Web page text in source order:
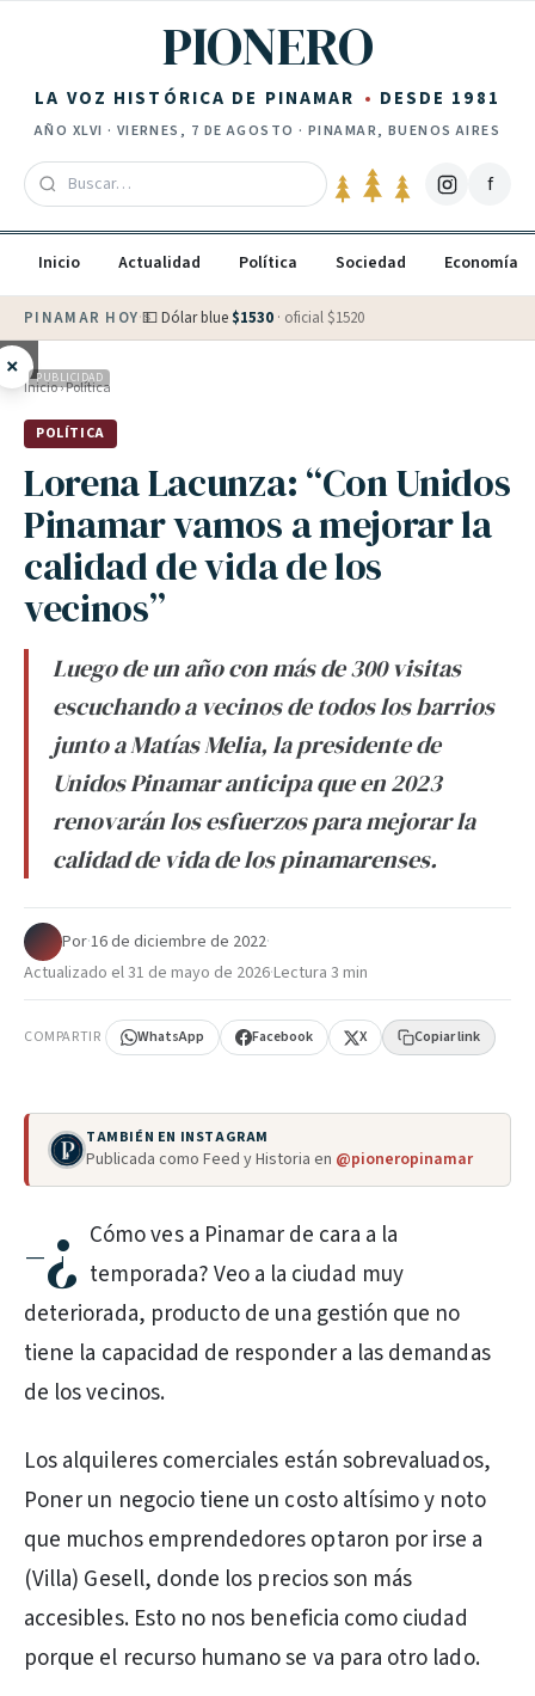
PIONERO
LA VOZ HISTÓRICA DE PINAMAR DESDE 1981
AÑO XLVI · VIERNES, 7 DE AGOSTO · PINAMAR, BUENOS AIRES
f
Inicio Actualidad Política Sociedad Economía
PINAMAR HOY·💵 Dólar blue $1530 · oficial $1520
× PUBLICIDAD
Inicio›Política
POLÍTICA
Lorena Lacunza: “Con Unidos
Pinamar vamos a mejorar la
calidad de vida de los
vecinos”
Luego de un año con más de 300 visitas
escuchando a vecinos de todos los barrios
junto a Matías Melia, la presidente de
Unidos Pinamar anticipa que en 2023
renovarán los esfuerzos para mejorar la
calidad de vida de los pinamarenses.
Por·16 de diciembre de 2022·
Actualizado el31 de mayo de 2026·Lectura 3 min
COMPARTIR WhatsApp Facebook X Copiar link
TAMBIÉN EN INSTAGRAM
Publicada como Feed y Historia en @pioneropinamar
-¿ Cómo ves a Pinamar de cara a la
temporada? Veo a la ciudad muy
deteriorada, producto de una gestión que no
tiene la capacidad de responder a las demandas
de los vecinos.
Los alquileres comerciales están sobrevaluados,
Poner un negocio tiene un costo altísimo y noto
que muchos emprendedores optaron por irse a
(Villa) Gesell, donde los precios son más
accesibles. Esto no nos beneficia como ciudad
porque el recurso humano se va para otro lado.